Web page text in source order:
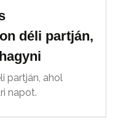
déli partján,
partján, ahol
napot.